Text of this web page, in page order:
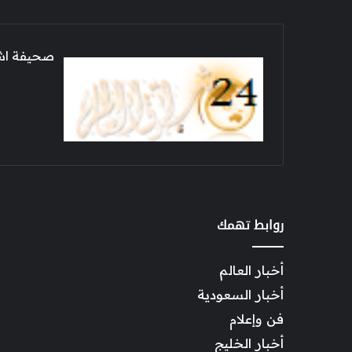
صحيفة اشراق العالم
روابط تهمك
أخبار العالم
أخبار السعودية
فن وإعلام
أخبار الخليج